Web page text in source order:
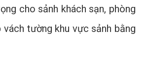
cho sảnh khách sạn, phòng
tường khu vực sảnh bằng